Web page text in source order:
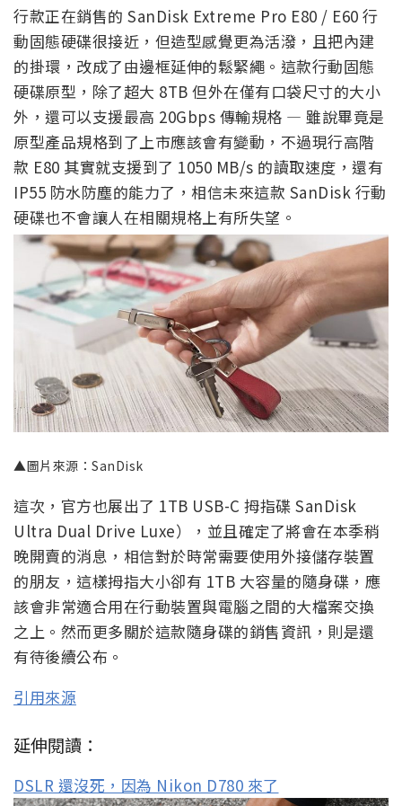
行款正在銷售的 SanDisk Extreme Pro E80 / E60 行
動固態硬碟很接近，但造型感覺更為活潑，且把內建
的掛環，改成了由邊框延伸的鬆緊繩。這款行動固態
硬碟原型，除了超大 8TB 但外在僅有口袋尺寸的大小
外，還可以支援最高 20Gbps 傳輸規格 — 雖說畢竟是
原型產品規格到了上市應該會有變動，不過現行高階
款 E80 其實就支援到了 1050 MB/s 的讀取速度，還有
IP55 防水防塵的能力了，相信未來這款 SanDisk 行動
硬碟也不會讓人在相關規格上有所失望。
▲圖片來源：SanDisk
這次，官方也展出了 1TB USB-C 拇指碟 SanDisk
Ultra Dual Drive Luxe），並且確定了將會在本季稍
晚開賣的消息，相信對於時常需要使用外接儲存裝置
的朋友，這樣拇指大小卻有 1TB 大容量的隨身碟，應
該會非常適合用在行動裝置與電腦之間的大檔案交換
之上。然而更多關於這款隨身碟的銷售資訊，則是還
有待後續公布。
引用來源
延伸閱讀：
DSLR 還沒死，因為 Nikon D780 來了